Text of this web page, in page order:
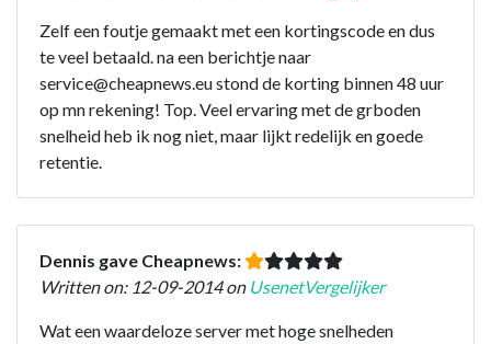
Zelf een foutje gemaakt met een kortingscode en dus
te veel betaald. na een berichtje naar
service@cheapnews.eu stond de korting binnen 48 uur
op mn rekening! Top. Veel ervaring met de grboden
snelheid heb ik nog niet, maar lijkt redelijk en goede
retentie.
Dennis gave Cheapnews:
Written on: 12-09-2014 on UsenetVergelijker
Wat een waardeloze server met hoge snelheden